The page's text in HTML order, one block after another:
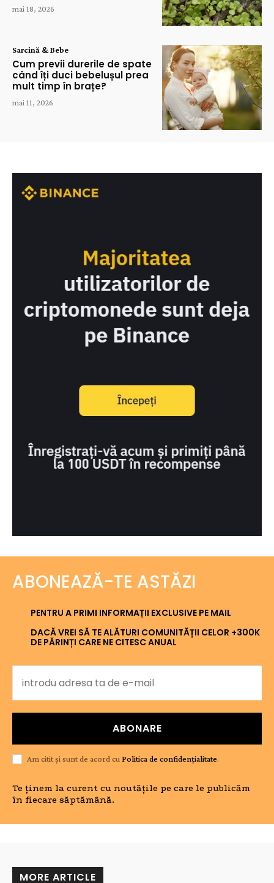
mai 18, 2026
Sarcină & Bebe
Cum previi durerile de spate
când îți duci bebelușul prea
mult timp în brațe?
mai 11, 2026
ABONEAZĂ-TE ASTĂZI
PENTRU A PRIMI INFORMAȚII EXCLUSIVE PE MAIL
DACĂ VREI SĂ TE ALĂTURI COMUNITĂȚII CELOR +300K
DE PĂRINȚI CARE NE CITESC ANUAL
ABONARE
Am citit și sunt de acord cu Politica de confidențialitate.
Te ținem la curent cu noutățile pe care le publicăm
în fiecare săptămână.
MORE ARTICLE